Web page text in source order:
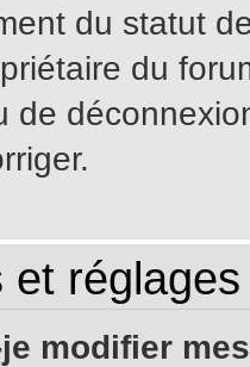
du statut
du
de
et
modifier